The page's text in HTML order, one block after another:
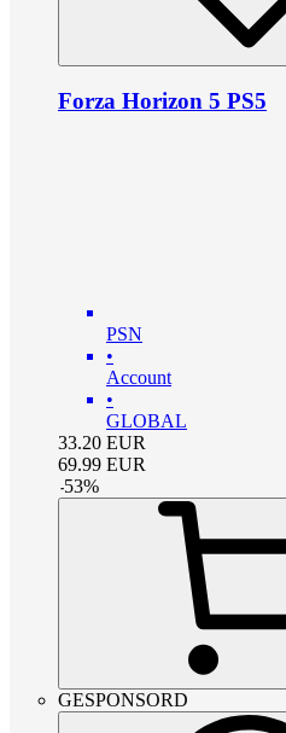
Forza Horizon 5 PS5
PSN
•
Account
•
GLOBAL
33.20 EUR
69.99 EUR
-53%
GESPONSORD